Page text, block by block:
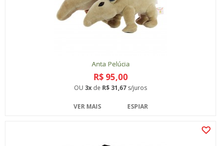
Anta Pelúcia
R$ 95,00
OU 3x de R$ 31,67 s/juros
VER MAIS ESPIAR